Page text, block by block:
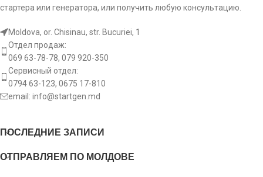
стартера или генератора, или получить любую консультацию.
Moldova, or. Chisinau, str. Bucuriei, 1
Отдел продаж:
069 63-78-78, 079 920-350
Сервисный отдел:
0794 63-123, 0675 17-810
email: info@startgen.md
ПОСЛЕДНИЕ ЗАПИСИ
ОТПРАВЛЯЕМ ПО МОЛДОВЕ